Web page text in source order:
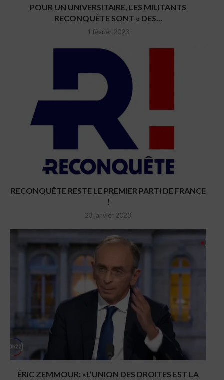
POUR UN UNIVERSITAIRE, LES MILITANTS
RECONQUÊTE SONT « DES...
1 février 2023
RECONQUÊTE RESTE LE PREMIER PARTI DE FRANCE
!
23 janvier 2023
ÉRIC ZEMMOUR: «L’UNION DES DROITES EST LA